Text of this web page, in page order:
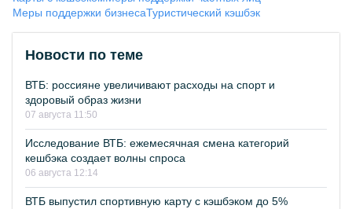
Меры поддержки бизнесаТуристический кэшбэк
Новости по теме
ВТБ: россияне увеличивают расходы на спорт и
здоровый образ жизни
07 августа 11:50
Исследование ВТБ: ежемесячная смена категорий
кешбэка создает волны спроса
06 августа 12:14
ВТБ выпустил спортивную карту с кэшбэком до 5%